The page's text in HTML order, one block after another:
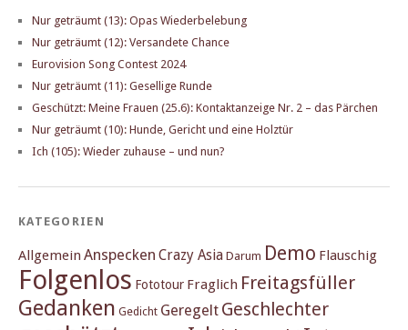
Nur geträumt (13): Opas Wiederbelebung
Nur geträumt (12): Versandete Chance
Eurovision Song Contest 2024
Nur geträumt (11): Gesellige Runde
Geschützt: Meine Frauen (25.6): Kontaktanzeige Nr. 2 – das Pärchen
Nur geträumt (10): Hunde, Gericht und eine Holztür
Ich (105): Wieder zuhause – und nun?
KATEGORIEN
Allgemein Anspecken Crazy Asia Darum Demo Flauschig
Folgenlos Fototour Fraglich Freitagsfüller
Gedanken Gedicht Geregelt Geschlechter